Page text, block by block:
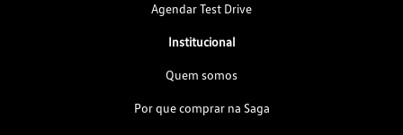
Agendar Test Drive
Institucional
Quem somos
Por que comprar na Saga